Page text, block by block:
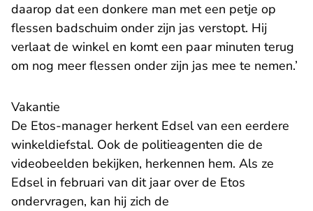
daarop dat een donkere man met een petje op
flessen badschuim onder zijn jas verstopt. Hij
verlaat de winkel en komt een paar minuten terug
om nog meer flessen onder zijn jas mee te nemen.’
Vakantie
De Etos-manager herkent Edsel van een eerdere
winkeldiefstal. Ook de politieagenten die de
videobeelden bekijken, herkennen hem. Als ze
Edsel in februari van dit jaar over de Etos
ondervragen, kan hij zich de